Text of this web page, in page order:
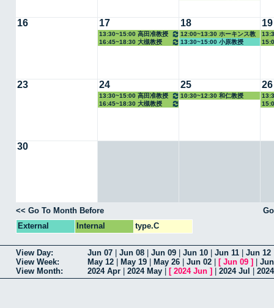
16 17
13:30~15:00 高田准教授
16:45~18:30 大槻教授
18
12:00~13:30 ホーキンス教
授
13:30~15:00 小原教授
19
23 24
13:30~15:00 高田准教授
16:45~18:30 大槻教授
25
10:30~12:30 和仁教授
26
30
<< Go To Month Before
External
Internal type.C
View Day: Jun 07 Jun 08 Jun 09 Jun 10 Jun 11 Jun 12
View Week:
May 12 May 19 May 26 Jun 02 [ Jun 09 ]
View Month:
2024 Apr 2024 May [ 2024 Jun ] 2024 Jul